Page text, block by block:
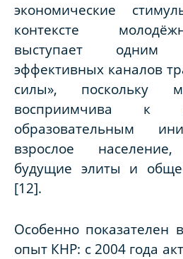
экономические
контексте
выступает
эффективных каналов
силы», поскольку
восприимчива к
образовательным
взрослое
будущие элиты и
[12].
Особенно показателен
опыт КНР: с 2004 года